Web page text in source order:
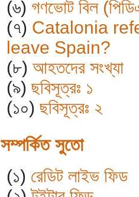
(৬) গণভোট বিল
(৭) Catalonia
leave Spain?
(৮) আহতদের সংখ্যা
(৯) ছবিসূত্রঃ ১
(১০) ছবিসূত্রঃ ২
সম্পর্কিত সুতো
(১) রেডিট লাইভ ফিড